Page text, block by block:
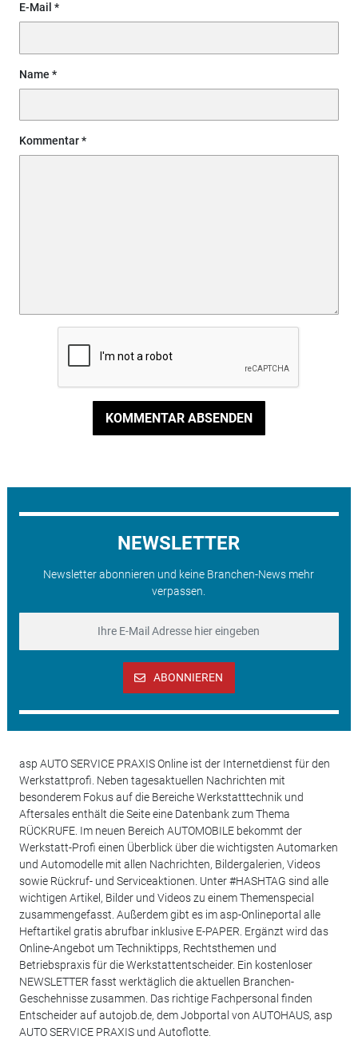
E-Mail
Name
Kommentar
KOMMENTAR ABSENDEN
NEWSLETTER
Newsletter abonnieren und keine Branchen-News mehr
verpassen.
ABONNIEREN
asp AUTO SERVICE PRAXIS Online ist der Internetdienst für den
Werkstattprofi. Neben tagesaktuellen Nachrichten mit
besonderem Fokus auf die Bereiche Werkstatttechnik und
Aftersales enthält die Seite eine Datenbank zum Thema
RÜCKRUFE. Im neuen Bereich AUTOMOBILE bekommt der
Werkstatt-Profi einen Überblick über die wichtigsten Automarken
und Automodelle mit allen Nachrichten, Bildergalerien, Videos
sowie Rückruf- und Serviceaktionen. Unter #HASHTAG sind alle
wichtigen Artikel, Bilder und Videos zu einem Themenspecial
zusammengefasst. Außerdem gibt es im asp-Onlineportal alle
Heftartikel gratis abrufbar inklusive E-PAPER. Ergänzt wird das
Online-Angebot um Techniktipps, Rechtsthemen und
Betriebspraxis für die Werkstattentscheider. Ein kostenloser
NEWSLETTER fasst werktäglich die aktuellen Branchen-
Geschehnisse zusammen. Das richtige Fachpersonal finden
Entscheider auf autojob.de, dem Jobportal von AUTOHAUS, asp
AUTO SERVICE PRAXIS und Autoflotte.